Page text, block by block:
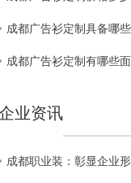
成都广告衫定制具备哪
成都广告衫定制有哪些
业资讯
成都职业装：彰显企业